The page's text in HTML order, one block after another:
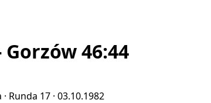
Gorzów 46:44
Runda 17 · 03.10.1982